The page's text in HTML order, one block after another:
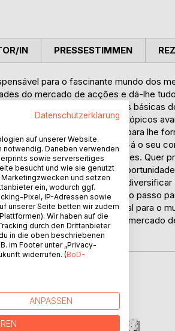
para o fascinante mundo dos
do mercado de acções e dá-lhe
informação. Desde as noções básicas
de negociação, até tópicos
os tópicos necessários para lhe
claras, este livro tornar-se-á o seu
no mercado de acções. Quer
prepará-lo para as muitas
as tendências do mercado, a
e lucrativas. Dê o primeiro passo
um livro - é o seu guia pessoal para o
Mergulhe no mundo do mercado
IN PRESSESTIMMEN
BEIBoD
Datenschutzerklärung
auf unserer Website.
notwendig. Daneben verwenden
sowie serverseitiges
besucht und wie sie genutzt
und setzen
ein, wodurch ggf.
Pixel, IP-Adressen sowie
unserer Seite betten wir zudem
Wir haben auf die
durch den Drittanbieter
in die oben beschriebenen
im Footer unter „Privacy-
widerrufen. (BoD-
ANPASSEN